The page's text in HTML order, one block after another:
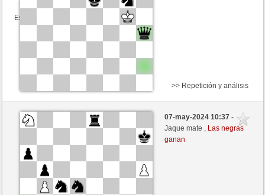
Esta partida es por puntos
Negras
gibor (1266) (+11)
Blancas
Agopino (1147) (-11)
Tiempo: 6 minutes/side + 3 seconds/move
Esta partida es por puntos
>> Repetición y análisis
07-may-2024 10:37-
Jaque mate , Las negras
ganan